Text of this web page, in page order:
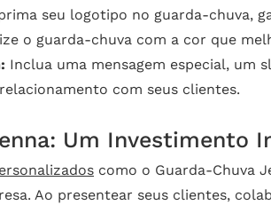
seu logotipo no guarda-chuva,
o guarda-chuva com a cor que
Inclua uma mensagem especial, um
com seus clientes.
Um Investimento
como o Guarda-Chuva
Ao presentear seus clientes,